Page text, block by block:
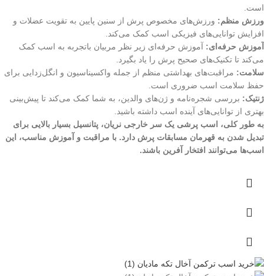
است.
ورزش منظم: ورزش‌های مخصوص پرش از سنین پایین به تقویت عضلات و
افزایش توانایی‌های فیزیکی اسب کمک می‌کند.
آموزش حرفه‌ای: آموزش حرفه‌ای زیر نظر مربیان باتجربه به اسب کمک
می‌کند تا تکنیک‌های صحیح پرش را یاد بگیرد.
سلامت: مراقبت‌های بهداشتی منظم از جمله واکسیناسیون و انگل‌زدایی برای
حفظ سلامت اسب ضروری است.
ژنتیک: بررسی شجره‌نامه و ژن‌های والدین، به شما کمک می‌کند تا پیش‌بینی
بهتری از توانایی‌های آینده اسب داشته باشید.
به طور کلی، اسب پرشی یک سر خارجی نریان، پتانسیل بسیار بالایی برای
تبدیل شدن به قهرمان مسابقات پرش دارد. با مراقبت و آموزش مناسب، این
اسب‌ها می‌توانند افتخار آفرین باشند.